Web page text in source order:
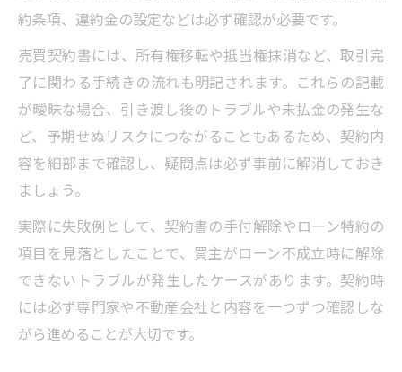
約条項、違約金の設定などは必ず確認が必要です。
売買契約書には、所有権移転や抵当権抹消など、取引完
了に関わる手続きの流れも明記されます。これらの記載
が曖昧な場合、引き渡し後のトラブルや未払金の発生な
ど、予期せぬリスクにつながることもあるため、契約内
容を細部まで確認し、疑問点は必ず事前に解消しておき
ましょう。
実際に失敗例として、契約書の手付解除やローン特約の
項目を見落としたことで、買主がローン不成立時に解除
できないトラブルが発生したケースがあります。契約時
には必ず専門家や不動産会社と内容を一つずつ確認しな
がら進めることが大切です。